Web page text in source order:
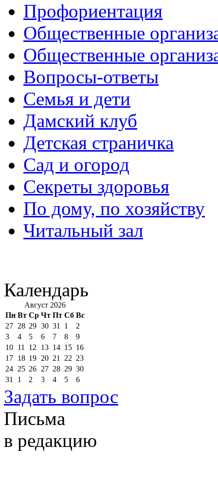
Профориентация
Общественные
Общественные
Вопросы-ответы
Семья и дети
Дамский клуб
Детская страничка
Сад и огород
Секреты здоровья
По дому, по хозяйству
Читальный зал
Календарь
Август 2026
Пн Вт Ср Чт Пт Сб Вс
27 28 29 30 31 1
2
3
4 5 6 7 8
9
10 11 12 13 14 15 16
17 18 19 20 21 22 23
24 25 26 27 28 29 30
31
1 2 3 4 5 6
Задать вопрос
Письма
в редакцию